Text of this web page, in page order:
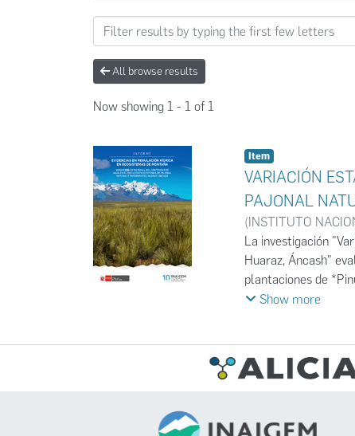
Browsing Informes
All browse results
Now showing 1 - 1 of 1
Item
VARIACIÓN
PAJONAL
(INSTITUTO
La investigación
Huaraz, Áncash"
plantaciones de
se midieron datos
Los resultados
periodos (húmedo y
estadísticamente
durante el estiaje.
comparación con
Show more